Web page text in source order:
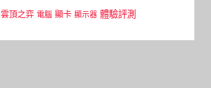
雲頂之弈 電腦 顯卡 顯示器 體驗評測